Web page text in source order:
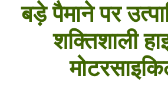
बड़े पैमाने पर
शक्तिशाली